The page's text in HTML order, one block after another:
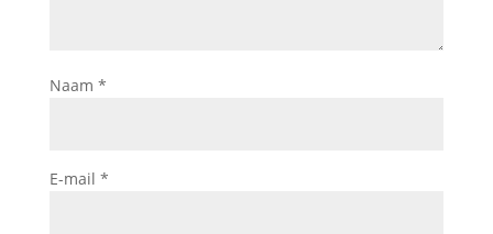
Naam *
E-mail *